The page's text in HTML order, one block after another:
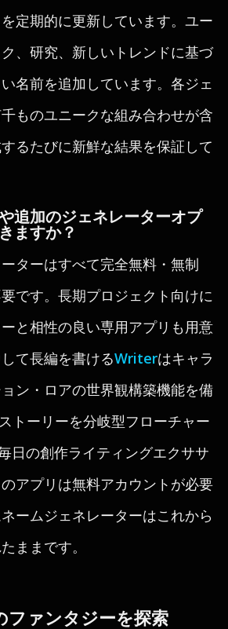
定期的に更新しています。ユー
、研究、新しいトレンドに基づ
名前を追加しています。各ジェ
ものユニークな組み合わせが含
るたびに新鮮な結果を保証して
追加のジェネレーターオプ
ますか？
ターはすべて完全無料・無制
です。長期プロジェクト向けに
と相性の良い専用アプリも用意
て長編を書けるWriterはキャラ
ン・ロアの世界観構築機能を備
トーリーを分岐型フローチャー
日の創作ライティングエクササ
アプリは無料アカウントが必要
ームジェネレーターはこれから
ままです。
ファンタジーを探索